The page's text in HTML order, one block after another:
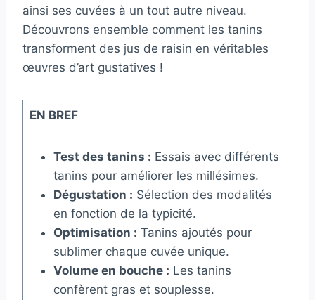
ainsi ses cuvées à un tout autre niveau.
Découvrons ensemble comment les tanins
transforment des jus de raisin en véritables
œuvres d’art gustatives !
EN BREF
Test des tanins : Essais avec différents
tanins pour améliorer les millésimes.
Dégustation : Sélection des modalités
en fonction de la typicité.
Optimisation : Tanins ajoutés pour
sublimer chaque cuvée unique.
Volume en bouche : Les tanins
confèrent gras et souplesse.